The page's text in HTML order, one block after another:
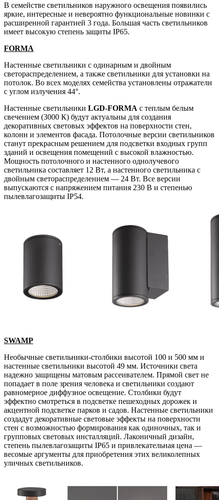
В семействе светильников наружного освещения появились
яркие, интересные и невероятно функциональные новинки с
расширенной гарантией 3 года. Большая часть светильников
имеет высокую степень защиты IP65.
FORMA
Настенные светильники с одинарным и двойным
светораспределением, а также светильники для установки на
потолок. Во всех моделях семейства установлены отражатели
с углом излучения 44°.
Настенные светильники LGD-FORMA с теплым белым
свечением (3000 К) будут актуальны для создания
декоративных световых эффектов на поверхности стен,
колонн и элементов фасада. Потолочные версии светильников
станут прекрасным решением для подсветки входных групп
зданий и освещения помещений с высокой влажностью.
Мощность потолочного и настенного однолучевого
светильника составляет 12 Вт, а настенного светильника с
двойным светораспределением — 24 Вт. Все версии
выпускаются с напряжением питания 230 В и степенью
пылевлагозащиты IP54.
SWAMP
Необычные светильники-столбики высотой 100 и 500 мм и
настенные светильники высотой 49 мм. Источники света
надежно защищены матовым рассеивателем. Прямой свет не
попадает в поле зрения человека и светильники создают
равномерное диффузное освещение. Столбики будут
эффектно смотреться в подсветке пешеходных дорожек и
акцентной подсветке парков и садов. Настенные светильники
создадут декоративные световые эффекты на поверхности
стен с возможностью формирования как одиночных, так и
групповых световых инсталляций. Лаконичный дизайн,
степень пылевлагозащиты IP65 и привлекательная цена —
весомые аргументы для приобретения этих великолепных
уличных светильников.